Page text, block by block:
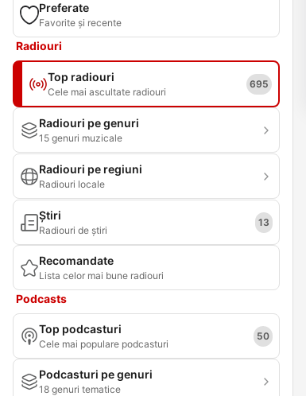
Preferate
Favorite și recente
Radiouri
Top radiouri
Cele mai ascultate radiouri
695
Radiouri pe genuri
15 genuri muzicale
Radiouri pe regiuni
Radiouri locale
Știri
Radiouri de știri
13
Recomandate
Lista celor mai bune radiouri
Podcasts
Top podcasturi
Cele mai populare podcasturi
50
Podcasturi pe genuri
18 genuri tematice